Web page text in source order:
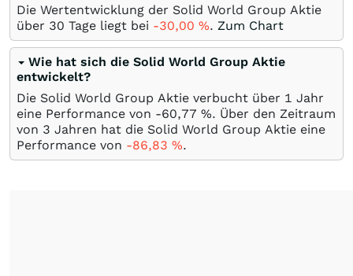
Die Wertentwicklung der Solid World Group Aktie
über 30 Tage liegt bei -30,00 %. Zum Chart
Wie hat sich die Solid World Group Aktie
entwickelt?
Die Solid World Group Aktie verbucht über 1 Jahr
eine Performance von -60,77 %. Über den Zeitraum
von 3 Jahren hat die Solid World Group Aktie eine
Performance von -86,83 %.